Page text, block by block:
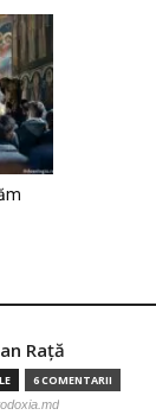
Raţă
6 COMENTARII